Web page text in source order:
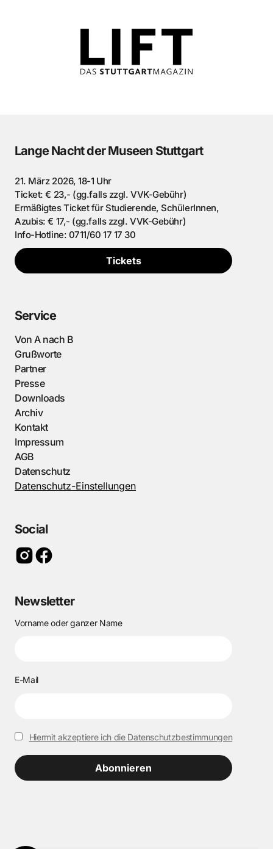
Lange Nacht der Museen Stuttgart
21. März 2026, 18-1 Uhr
Ticket: € 23,- (gg.falls zzgl. VVK-Gebühr)
Ermäßigtes Ticket für Studierende, SchülerInnen,
Azubis: € 17,- (gg.falls zzgl. VVK-Gebühr)
Info-Hotline: 0711/60 17 17 30
Tickets
Service
Von A nach B
Grußworte
Partner
Presse
Downloads
Archiv
Kontakt
Impressum
AGB
Datenschutz
Datenschutz-Einstellungen
Social
Newsletter
Vorname oder ganzer Name
E-Mail
Hiermit akzeptiere ich die Datenschutzbestimmungen